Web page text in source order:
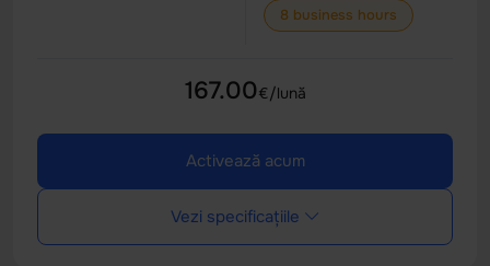
8 business hours
167.00€/lună
Activează acum
Vezi specificațiile